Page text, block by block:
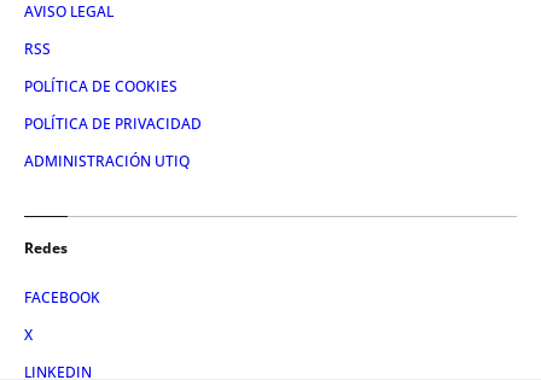
AVISO LEGAL
RSS
POLÍTICA DE COOKIES
POLÍTICA DE PRIVACIDAD
ADMINISTRACIÓN UTIQ
Redes
FACEBOOK
X
LINKEDIN